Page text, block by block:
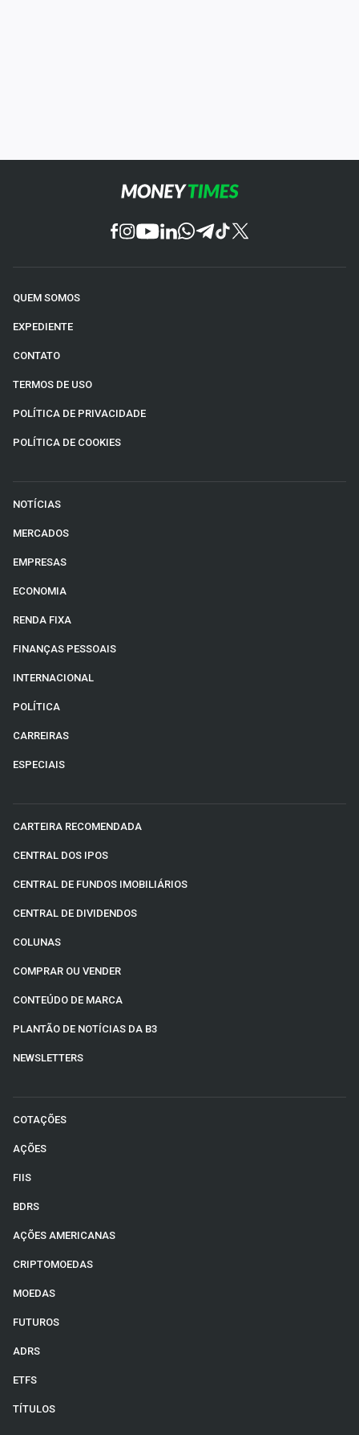
QUEM SOMOS
EXPEDIENTE
CONTATO
TERMOS DE USO
POLÍTICA DE PRIVACIDADE
POLÍTICA DE COOKIES
NOTÍCIAS
MERCADOS
EMPRESAS
ECONOMIA
RENDA FIXA
FINANÇAS PESSOAIS
INTERNACIONAL
POLÍTICA
CARREIRAS
ESPECIAIS
CARTEIRA RECOMENDADA
CENTRAL DOS IPOS
CENTRAL DE FUNDOS IMOBILIÁRIOS
CENTRAL DE DIVIDENDOS
COLUNAS
COMPRAR OU VENDER
CONTEÚDO DE MARCA
PLANTÃO DE NOTÍCIAS DA B3
NEWSLETTERS
COTAÇÕES
AÇÕES
FIIS
BDRS
AÇÕES AMERICANAS
CRIPTOMOEDAS
MOEDAS
FUTUROS
ADRS
ETFS
TÍTULOS